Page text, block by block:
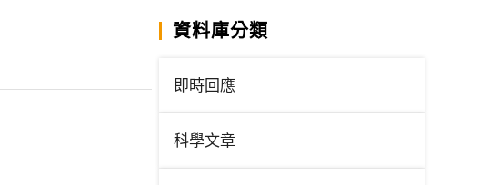
資料庫分類
即時回應
科學文章